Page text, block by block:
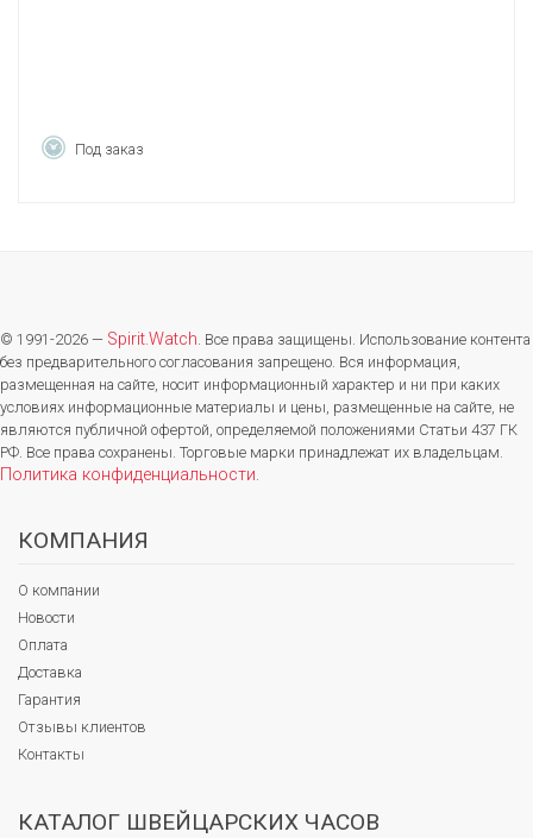
Под заказ
© 1991-2026 — Spirit.Watch. Все права защищены. Использование контента
без предварительного согласования запрещено. Вся информация,
размещенная на сайте, носит информационный характер и ни при каких
условиях информационные материалы и цены, размещенные на сайте, не
являются публичной офертой, определяемой положениями Статьи 437 ГК
РФ. Все права сохранены. Торговые марки принадлежат их владельцам.
Политика конфиденциальности.
КОМПАНИЯ
О компании
Новости
Оплата
Доставка
Гарантия
Отзывы клиентов
Контакты
КАТАЛОГ ШВЕЙЦАРСКИХ ЧАСОВ